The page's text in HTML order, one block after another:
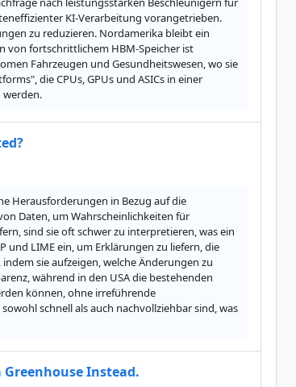
KI-Verarbeitung vorangetrieben.
zu reduzieren. Nordamerika bleibt ein
von fortschrittlichem HBM-Speicher ist
Fahrzeugen und Gesundheitswesen, wo sie
die CPUs, GPUs und ASICs in einer
Herausforderungen in Bezug auf die
Daten, um Wahrscheinlichkeiten für
sind sie oft schwer zu interpretieren, was ein
und LIME ein, um Erklärungen zu liefern, die
sie aufzeigen, welche Änderungen zu
während in den USA die bestehenden
können, ohne irreführende
schnell als auch nachvollziehbar sind, was
Greenhouse Instead.